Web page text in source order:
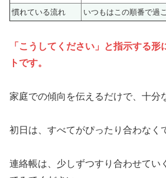
慣れている流れ
いつもはこの順番で過
「こうしてください」と指示する
トです。
家庭での傾向を伝えるだけで、十分
初日は、すべてがぴったり合わなく
連絡帳は、少しずつすり合わせてい